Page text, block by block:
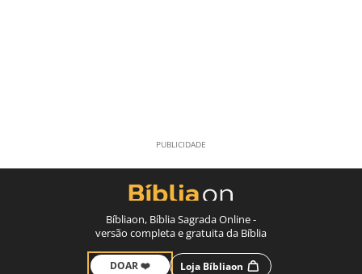
Bíbliaon, Bíblia Sagrada Online -
versão completa e gratuita da Bíblia
DOAR ❤️ Loja Bíbliaon